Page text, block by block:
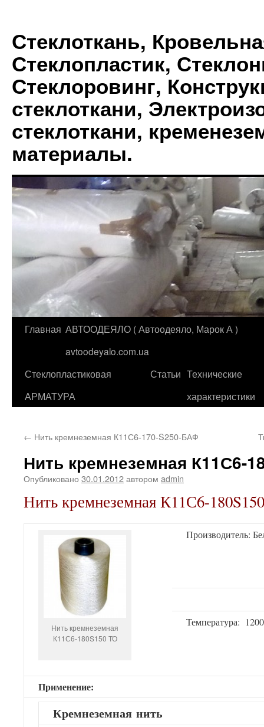
Стеклоткань,
Стеклопластик,
Стеклоровинг,
стеклоткани,
стеклоткани,
материалы.
Перейти
содержимому
Главная АВТООДЕЯЛО ( Автоодеяло, Марок А )
avtoodeyalo.com.ua
Стеклопластиковая
АРМАТУРА
Статьи Технические
характеристики
← Нить кремнеземная К11С6-170-S250-БАФ
Нить кремнеземная К11С6-
Опубликовано 30.01.2012автором admin
Нить кремнеземная К11С6-
Нить кремнеземная
К11С6-180S150 ТО
Производитель:
Температура:
Применение:
Кремнеземная нить